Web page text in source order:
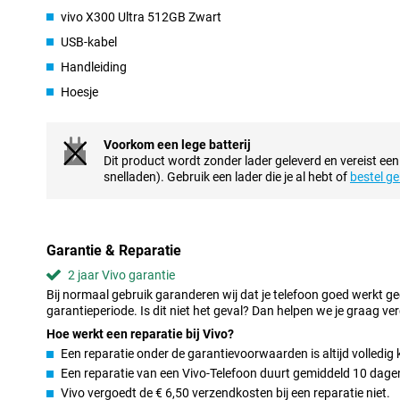
snel binnen handbereik.
Groot AMOLED-scherm
Het 6.82-inch AMOLED-scherm van de vivo X300 Ultra zorgt
kijkervaring. Films, series en social media zien er scherp en
verversingssnelheid van 144Hz voelen bewegingen extra
De AMOLED-technologie zorgt daarnaast voor diepe tinten en
foto’s en video’s extra mooi naar voren. Het scherm reageert
daardoor prettig aan tijdens dagelijks gebruik. Ook ontgrendel je
Indrukwekkende camera’s
Met de vivo X300 Ultra 512GB Zwart maak je eenvoudig scherpe
hoofdcamera legt veel details vast en presteert ook sterk bij
toestel over extra camera’s voor zoomfoto’s, portretten en
vrijwel iedere situatie mooie beelden. Ook selfies zien er helder
50MP-frontcamera. De smartphone beschikt over handige
panorama, slow-motion en portretvideo. Hierdoor maak je
zonder ingewikkelde instellingen.
vivo X300 Ultra 512GB Zwart
USB-kabel
Handleiding
Hoesje
Voorkom een lege batterij
Dit product wordt zonder lader geleverd en vereist
snelladen). Gebruik een lader die je al hebt of bestel
Garantie & Reparatie
2 jaar Vivo garantie
Bij normaal gebruik garanderen wij dat je telefoon goed werkt
garantieperiode. Is dit niet het geval? Dan helpen we je graag
Hoe werkt een reparatie bij Vivo?
Een reparatie onder de garantievoorwaarden is altijd volledig
Een reparatie van een Vivo-Telefoon duurt gemiddeld 10
Vivo vergoedt de € 6,50 verzendkosten bij een reparatie niet.